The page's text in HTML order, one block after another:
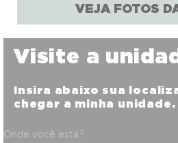
VEJA FOTOS
Visite a
Insira abaixo sua
chegar a minha unidade.
Onde você está?